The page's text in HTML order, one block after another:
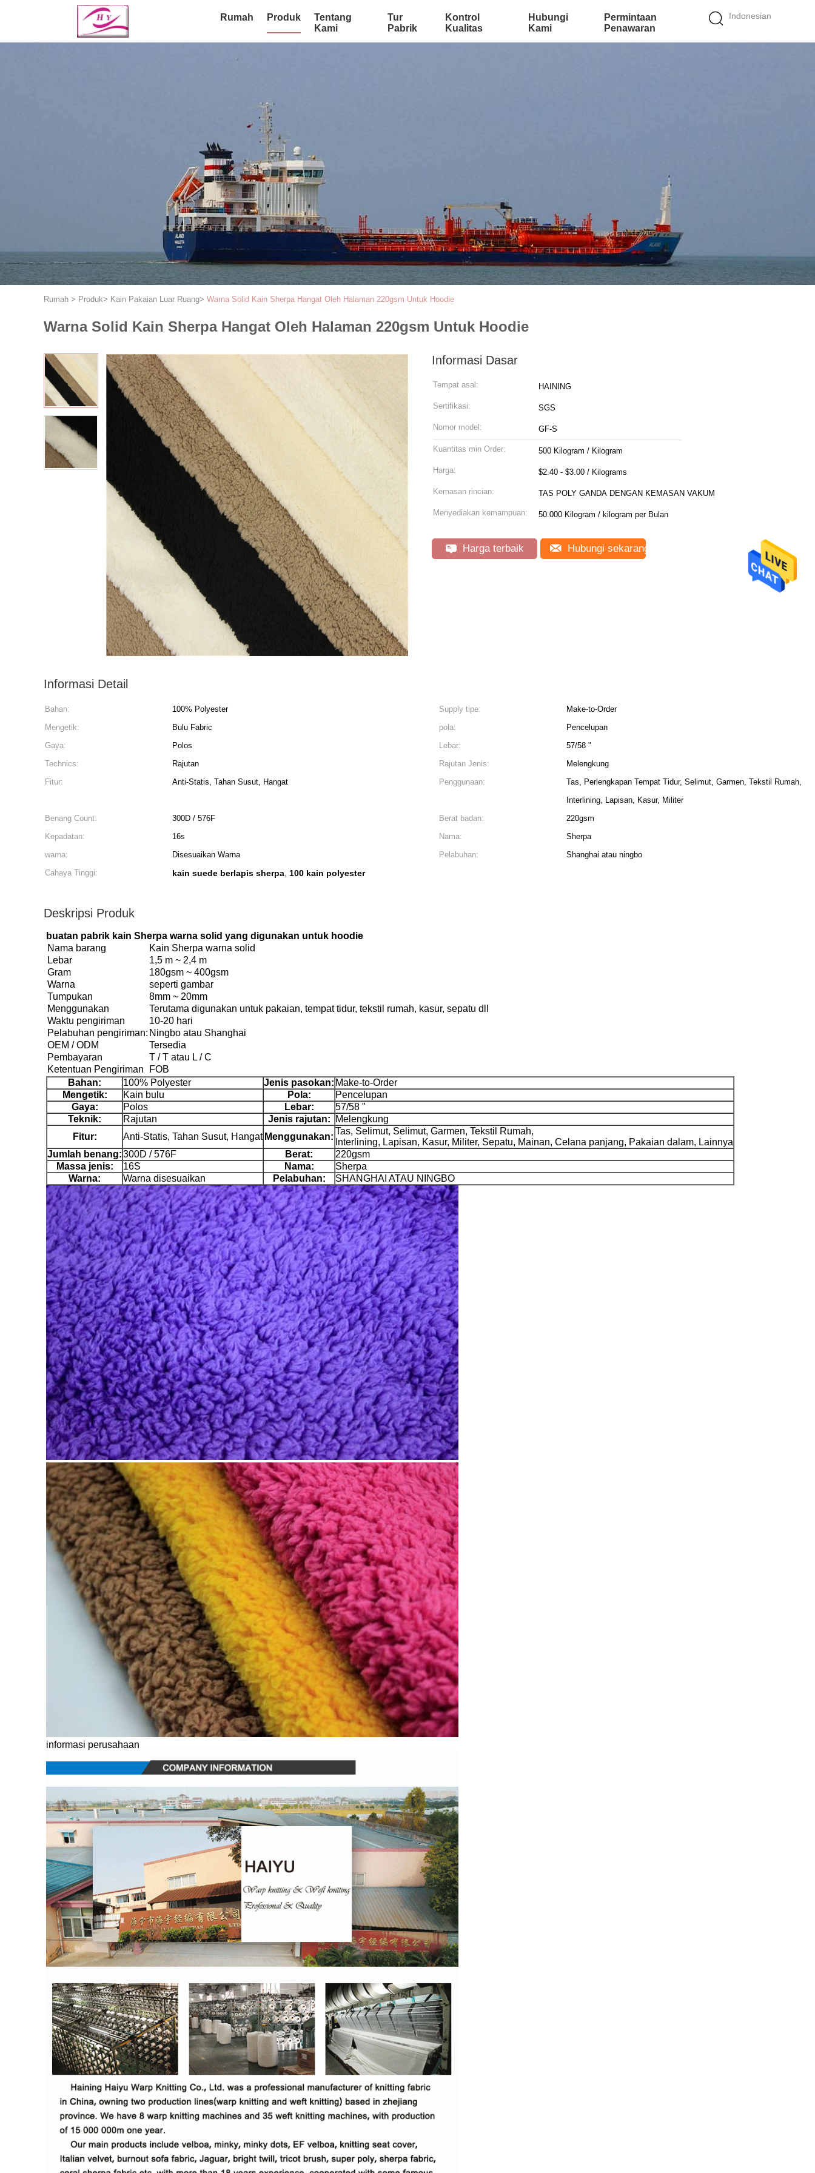
Tinggalkan pesan
Kami akan segera menghubungi Anda kembali!
Kirimkan
Indonesian
Rumah Produk
Tentang
Kami
Tur
Pabrik
Kontrol
Kualitas
Hubungi
Kami
Permintaan
Penawaran
Rumah > Produk> Kain Pakaian Luar Ruang> Warna Solid Kain Sherpa Hangat Oleh Halaman 220gsm Untuk Hoodie
Warna Solid Kain Sherpa Hangat Oleh Halaman 220gsm Untuk Hoodie
Informasi Dasar
Tempat asal: HAINING
Sertifikasi: SGS
Nomor model: GF-S
Kuantitas min Order: 500 Kilogram / Kilogram
Harga: $2.40 - $3.00 / Kilograms
Kemasan rincian: TAS POLY GANDA DENGAN KEMASAN VAKUM
Menyediakan kemampuan: 50.000 Kilogram / kilogram per Bulan
Harga terbaik Hubungi sekarang
Informasi Detail
Bahan: 100% Polyester Supply tipe:
Make-to-Order
Mengetik:
Bulu Fabric pola:
Pencelupan
Gaya:
Polos Lebar:
57/58 "
Technics:
Rajutan Rajutan Jenis:
Melengkung
Fitur:
Anti-Statis, Tahan Susut, Hangat Penggunaan:
Tas, Perlengkapan Tempat Tidur, Selimut, Garmen, Tekstil Rumah,
Interlining, Lapisan, Kasur, Militer
Benang Count:
300D / 576F Berat badan:
220gsm
Kepadatan:
16s Nama:
Sherpa
warna:
Disesuaikan Warna Pelabuhan:
Shanghai atau ningbo
Cahaya Tinggi:
kain suede berlapis sherpa, 100 kain polyester
Deskripsi Produk
buatan pabrik kain Sherpa warna solid yang digunakan untuk hoodie
Nama barang
Kain Sherpa warna solid
Lebar
1,5 m ~ 2,4 m
Gram
180gsm ~ 400gsm
Warna
seperti gambar
Tumpukan
8mm ~ 20mm
Menggunakan
Terutama digunakan untuk pakaian, tempat tidur, tekstil rumah, kasur, sepatu dll
Waktu pengiriman
10-20 hari
Pelabuhan pengiriman: Ningbo atau Shanghai
OEM / ODM
Tersedia
Pembayaran
T / T atau L / C
Ketentuan Pengiriman
FOB
Bahan:
100% Polyester Jenis pasokan: Make-to-Order
Mengetik:
Kain bulu Pola:
Pencelupan
Gaya:
Polos Lebar:
57/58 "
Teknik:
Rajutan Jenis rajutan:
Melengkung
Fitur:
Anti-Statis, Tahan Susut, Hangat Menggunakan:
Tas, Selimut, Selimut, Garmen, Tekstil Rumah,
Interlining, Lapisan, Kasur, Militer, Sepatu, Mainan, Celana panjang, Pakaian dalam, Lainnya
Jumlah benang:300D / 576F Berat:
220gsm
Massa jenis:
16S Nama:
Sherpa
Warna:
Warna disesuaikan Pelabuhan: SHANGHAI ATAU NINGBO
informasi perusahaan